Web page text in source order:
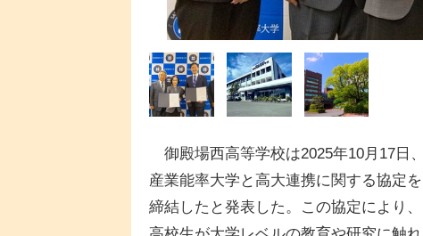
御殿場西高等学校は2025年10月17日、
産業能率大学と高大連携に関する協定を
締結したと発表した。この協定により、